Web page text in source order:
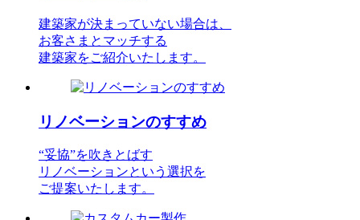
建築家が決まっていない場合は、
お客さまとマッチする
建築家をご紹介いたします。
リノベーションのすすめ
“妥協”を吹きとばす
リノベーションという選択を
ご提案いたします。